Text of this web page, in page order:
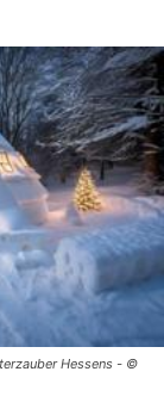
Hessens - ©